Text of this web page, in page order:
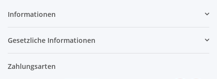
Informationen
Gesetzliche Informationen
Zahlungsarten